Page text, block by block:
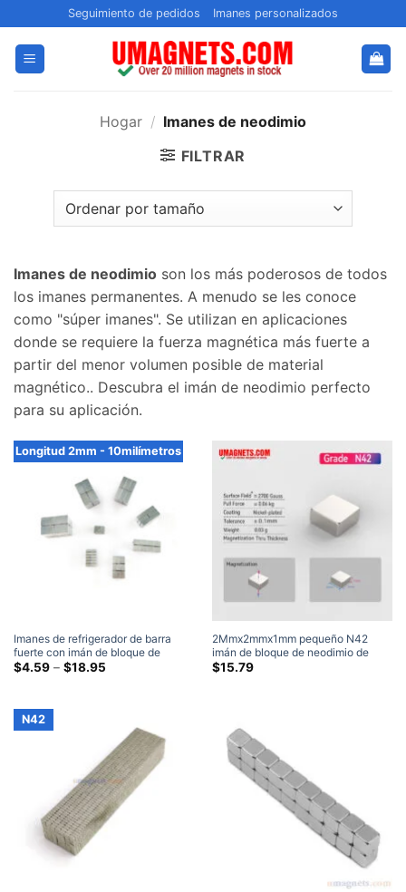
al
contenido
Seguimiento de pedidos Imanes personalizados
Hogar / Imanes de neodimio
FILTRAR
Imanes de neodimio son los más poderosos de todos
los imanes permanentes. A menudo se les conoce
como "súper imanes". Se utilizan en aplicaciones
donde se requiere la fuerza magnética más fuerte a
partir del menor volumen posible de material
magnético.. Descubra el imán de neodimio perfecto
para su aplicación.
Longitud 2mm - 10milímetros
Imanes de refrigerador de barra
fuerte con imán de bloque de
tierras raras de neodimio
$4.59 – $18.95Gama
través
$18.95
2Mmx2mmx1mm pequeño N42
imán de bloque de neodimio de
tierras raras pequeños imanes
$15.79
N42